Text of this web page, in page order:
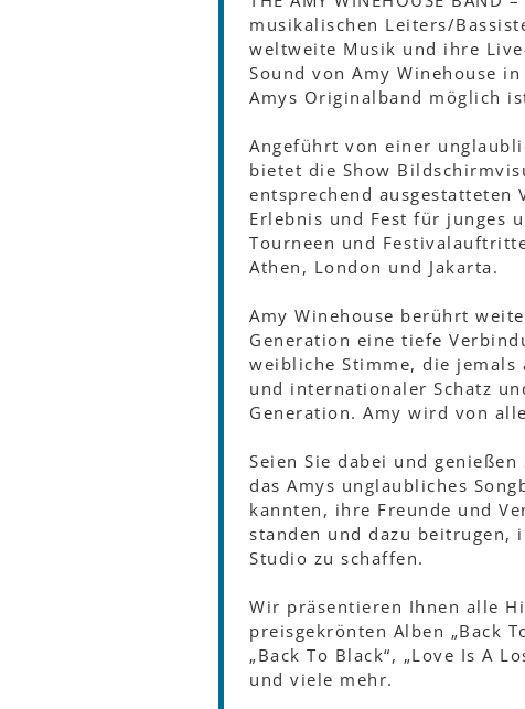
musikalischen Leiters/
weltweite Musik und ihre
Sound von Amy Winehouse
Amys Originalband möglich
Angeführt von einer
bietet die Show
entsprechend ausgestatteten
Erlebnis und Fest für junges
Tourneen und
Athen, London und Jakarta.
Amy Winehouse berührt
Generation eine tiefe
weibliche Stimme, die
und internationaler Schatz
Generation. Amy wird von
Seien Sie dabei und
das Amys unglaubliches
kannten, ihre Freunde und
standen und dazu beitrugen,
Studio zu schaffen.
Wir präsentieren Ihnen alle
preisgekrönten Alben „Back
„Back To Black“, „Love Is A
und viele mehr.